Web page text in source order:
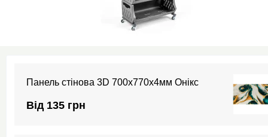
Панель стінова 3D 700х770х4мм Онікс
Від 135 грн